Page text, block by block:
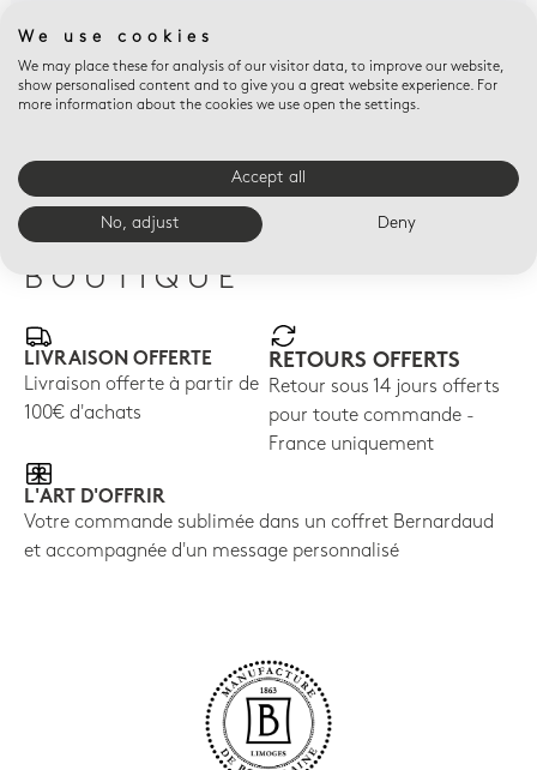
KINTSUGI CHARBON
Coffret de tasses et
soucoupes café 10 cl
Charbon
Coffret de tasses et
soucoupes thé 15 cl
Charbon
AVANTAGES E-
BOUTIQUE
LIVRAISON OFFERTE
Livraison offerte à partir de
100€ d'achats
RETOURS OFFERTS
Retour sous 14 jours offerts
pour toute commande -
France uniquement
L'ART D'OFFRIR
Votre commande sublimée dans un coffret Bernardaud
et accompagnée d'un message personnalisé
We use cookies
We may place these for analysis of our visitor data, to improve our website,
show personalised content and to give you a great website experience. For
more information about the cookies we use open the settings.
Accept all
No, adjust Deny